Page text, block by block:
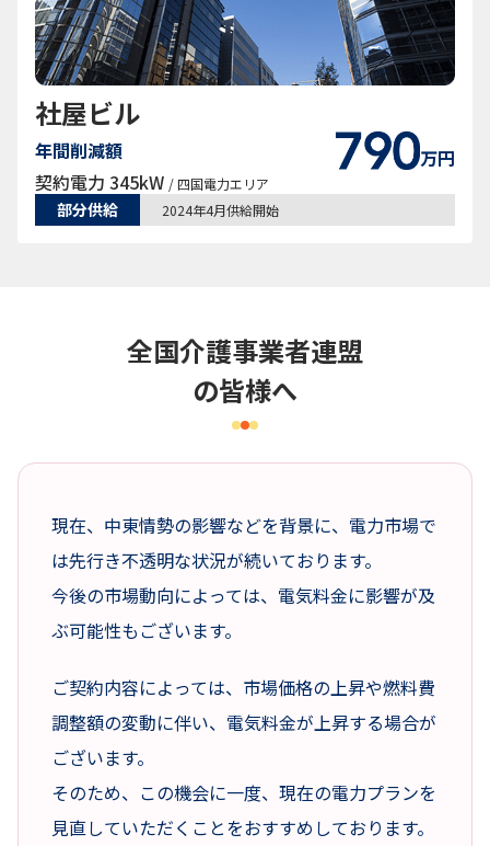
社屋ビル
年間削減額
万円
契約電力 345kW / 四国電力エリア
部分供給 2024年4月供給開始
全国介護事業者連盟
の皆様へ
現在、中東情勢の影響などを背景に、電力市場で
は先行き不透明な状況が続いております。
今後の市場動向によっては、電気料金に影響が及
ぶ可能性もございます。
ご契約内容によっては、市場価格の上昇や燃料費
調整額の変動に伴い、電気料金が上昇する場合が
ございます。
そのため、この機会に一度、現在の電力プランを
見直していただくことをおすすめしております。